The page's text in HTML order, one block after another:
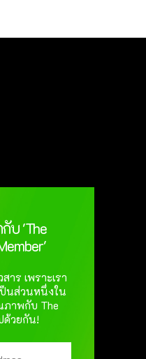
บ 'The
าร เพราะเรา
นส่วนหนึ่งใน
ภาพกับ The
ด้วยกัน!